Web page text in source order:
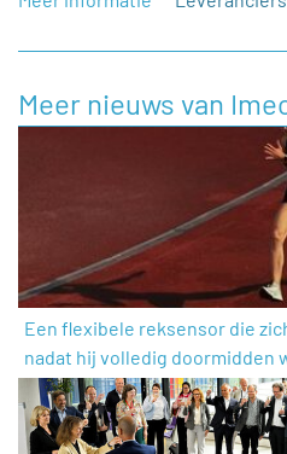
Meer nieuws van
Een flexibele reksensor die
nadat hij volledig doormidden